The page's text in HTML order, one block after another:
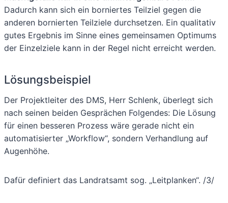
Dadurch kann sich ein borniertes Teilziel gegen die
anderen bornierten Teilziele durchsetzen. Ein qualitativ
gutes Ergebnis im Sinne eines gemeinsamen Optimums
der Einzelziele kann in der Regel nicht erreicht werden.
Lösungsbeispiel
Der Projektleiter des DMS, Herr Schlenk, überlegt sich
nach seinen beiden Gesprächen Folgendes: Die Lösung
für einen besseren Prozess wäre gerade nicht ein
automatisierter „Workflow“, sondern Verhandlung auf
Augenhöhe.
Dafür definiert das Landratsamt sog. „Leitplanken“. /3/